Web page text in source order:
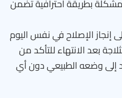
بطريقة احترافية تضمن
إنجاز الإصلاح في نفس اليوم
بعد الانتهاء للتأكد من
إلى وضعه الطبيعي دون أي